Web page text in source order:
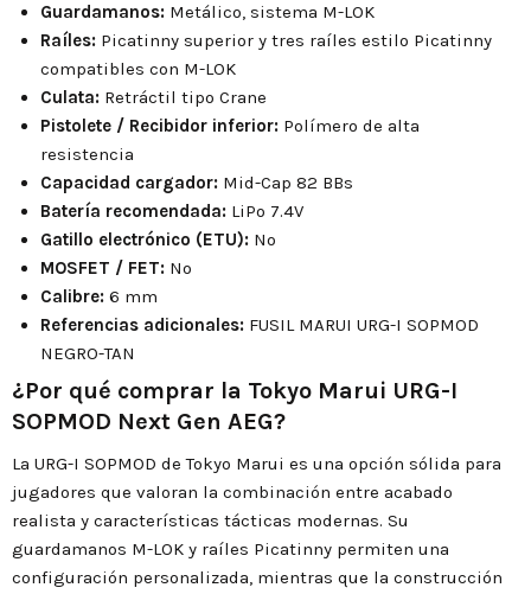
Guardamanos: Metálico, sistema M-LOK
Raíles: Picatinny superior y tres raíles estilo Picatinny
compatibles con M-LOK
Culata: Retráctil tipo Crane
Pistolete / Recibidor inferior: Polímero de alta
resistencia
Capacidad cargador: Mid-Cap 82 BBs
Batería recomendada: LiPo 7.4V
Gatillo electrónico (ETU): No
MOSFET / FET: No
Calibre: 6 mm
Referencias adicionales: FUSIL MARUI URG-I SOPMOD
NEGRO-TAN
¿Por qué comprar la Tokyo Marui URG-I
SOPMOD Next Gen AEG?
La URG-I SOPMOD de Tokyo Marui es una opción sólida para
jugadores que valoran la combinación entre acabado
realista y características tácticas modernas. Su
guardamanos M-LOK y raíles Picatinny permiten una
configuración personalizada, mientras que la construcción